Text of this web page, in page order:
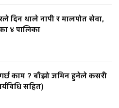
दिन थाले नापी र मालपोत सेवा,
४ पालिका
काम ? बाँझो जमिन हुनेले कसरी
सहित)